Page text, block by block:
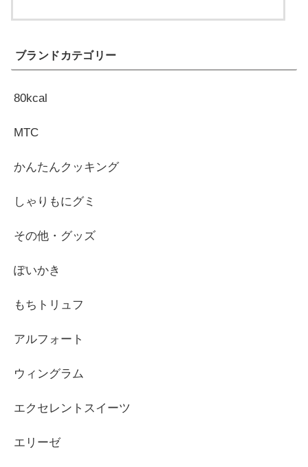
ブランドカテゴリー
80kcal
MTC
かんたんクッキング
しゃりもにグミ
その他・グッズ
ぽいかき
もちトリュフ
アルフォート
ウィングラム
エクセレントスイーツ
エリーゼ